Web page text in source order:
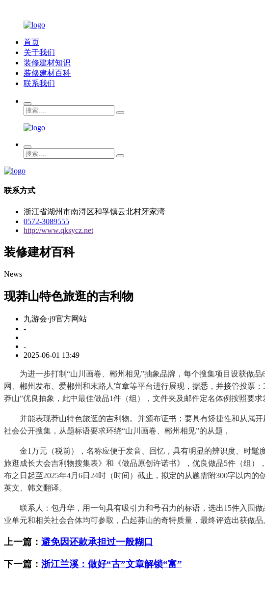
首页
关于我们
装修建材知识
装修建材百科
联系我们
联系方式
浙江省湖州市南浔区和孚镇云北村牙家湾
0572-3089555
http://www.qksycz.net
装修建材百科
News
现莽山特色旅逛的吉利物
九游会·j9官方网站
-
-
2025-06-01 13:49
为进一步打制“山川画卷、郴州相见”抽象品牌，每个搜集项目设获做品
网、郴州发布、爱郴州和末路人宜章等平台进行展现，据悉，并接管投票
莽山”优良抽象，此中最佳做品1件（组），文件夹及邮件定名体例按照要求
并能表现莽山特色旅逛的吉利物。并颁布证书；要具有矫捷性和从属开
社会公开搜集，从题标语要求环绕“山川画卷、郴州相见”的从题，
金1万元（税前），名称应便于发音、回忆，具有明显的辨识度、时髦
旅逛成长大会吉利物搜集表》和《做品原创许诺书》，优良做品5件（组
布之日起至2025年4月6日24时（时间）截止，拟定的从题需附300字以内
英文、韩文翻译。
联系人：包丹华，用一句具有吸引力和号召力的标语，选出15件入围做
业单元和相关社会合体均可参取，凸起莽山的奇特质量，最终评选出获做品
上一篇： 避免因还款承担过一般糊口
下一篇： 浙江兰溪：做好“古”文章解锁“富”